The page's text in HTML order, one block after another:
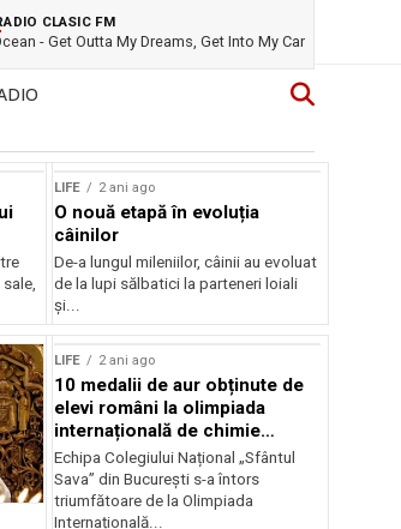
CLASIC FM
- Get Outta My Dreams, Get Into My Car
LIFE 2 ani ago
O nouă etapă în evoluția
câinilor
De-a lungul mileniilor, câinii au evoluat
de la lupi sălbatici la parteneri loiali
și...
LIFE 2 ani ago
10 medalii de aur obținute de
elevi români la olimpiada
internațională de chimie
aplicată 2024
Echipa Colegiului Național „Sfântul
Sava” din București s-a întors
triumfătoare de la Olimpiada
Internațională...